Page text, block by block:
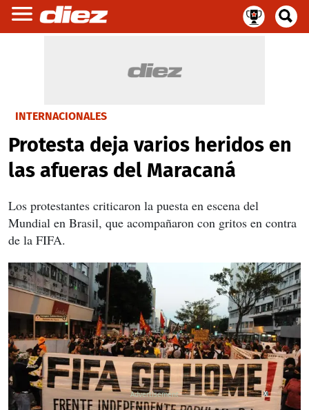
INTERNACIONALES
Protesta deja varios heridos en
las afueras del Maracaná
Los protestantes criticaron la puesta en escena del
Mundial en Brasil, que acompañaron con gritos en contra
de la FIFA.
X